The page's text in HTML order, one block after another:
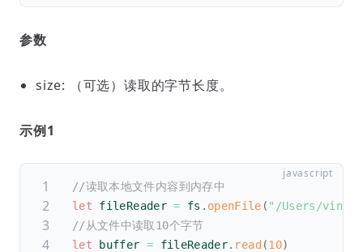
参数
size: （可选）读取的字节长度。
示例1
//读取本地文件内容到内存中
let fileReader = fs . openFile ( "/Users/vino/
//从文件中读取10个字节
let buffer = fileReader. read (10)